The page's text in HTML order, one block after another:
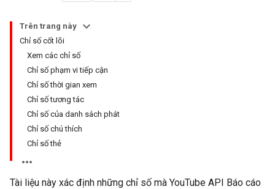
Trên trang này
Chỉ số cốt lõi
Xem các chỉ số
Chỉ số phạm vi tiếp cận
Chỉ số thời gian xem
Chỉ số tương tác
Chỉ số của danh sách phát
Chỉ số chú thích
Chỉ số thẻ
Tài liệu này xác định những chỉ số mà YouTube API Báo cáo